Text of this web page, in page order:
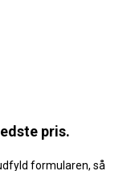
pris.
formularen, så